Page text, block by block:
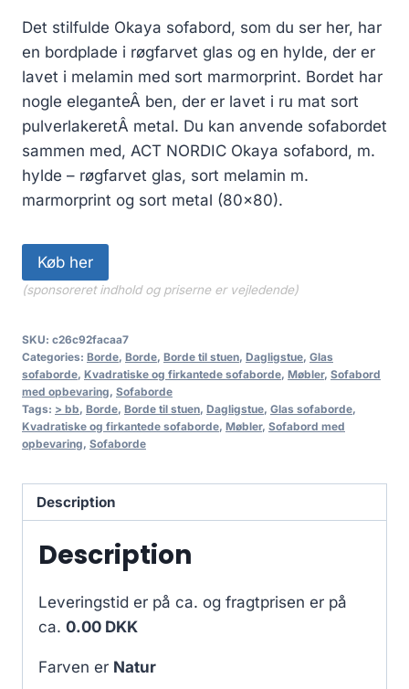
Det stilfulde Okaya sofabord, som du ser her, har
en bordplade i røgfarvet glas og en hylde, der er
lavet i melamin med sort marmorprint. Bordet har
nogle eleganteÂ ben, der er lavet i ru mat sort
pulverlakeretÂ metal. Du kan anvende sofabordet
sammen med, ACT NORDIC Okaya sofabord, m.
hylde – røgfarvet glas, sort melamin m.
marmorprint og sort metal (80×80).
Køb her
(sponsoreret indhold og priserne er vejledende)
SKU: c26c92facaa7
Categories: Borde, Borde, Borde til stuen, Dagligstue, Glas
sofaborde, Kvadratiske og firkantede sofaborde, Møbler, Sofabord
med opbevaring, Sofaborde
Tags: > bb, Borde, Borde til stuen, Dagligstue, Glas sofaborde,
Kvadratiske og firkantede sofaborde, Møbler, Sofabord med
opbevaring, Sofaborde
Description
Description
Leveringstid er på ca. og fragtprisen er på
ca. 0.00 DKK
Farven er Natur